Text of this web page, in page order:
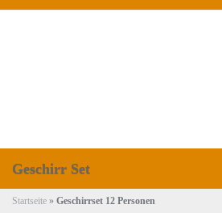
Skip
Geschirr Set
Startseite » Geschirrset 12 Personen